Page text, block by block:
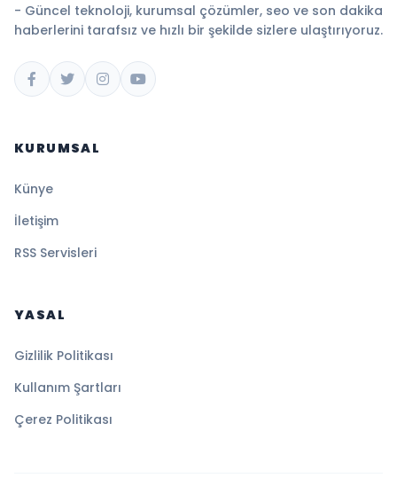
- Güncel teknoloji, kurumsal çözümler, seo ve son dakika
haberlerini tarafsız ve hızlı bir şekilde sizlere ulaştırıyoruz.
KURUMSAL
Künye
İletişim
RSS Servisleri
YASAL
Gizlilik Politikası
Kullanım Şartları
Çerez Politikası